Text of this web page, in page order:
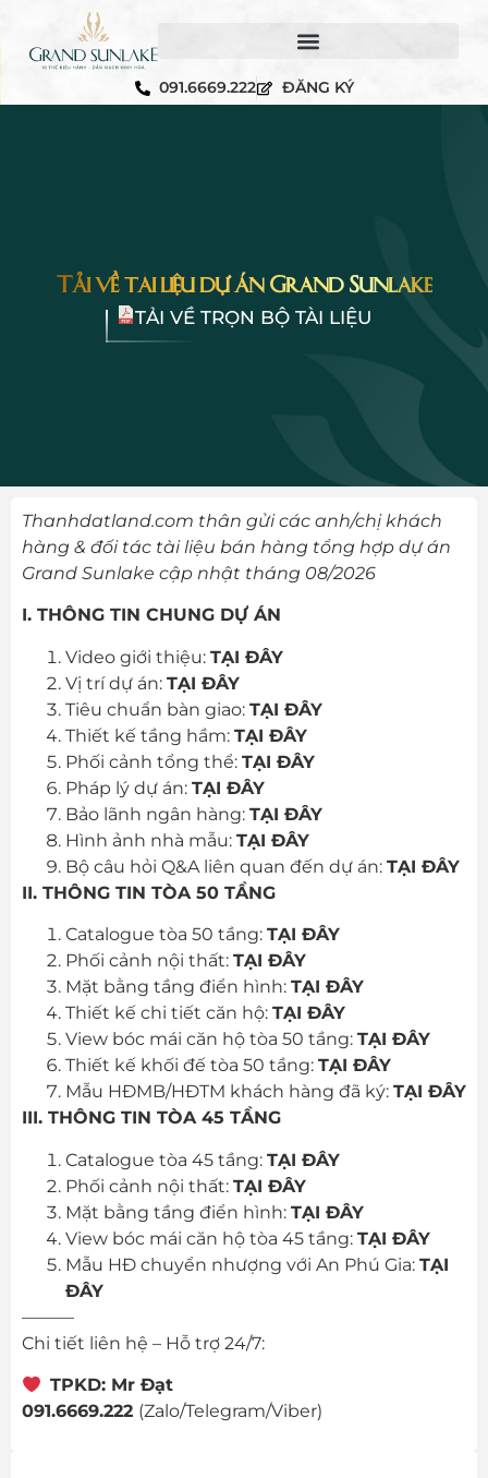
091.6669.222 ĐĂNG KÝ
Tải về tài liệu dự án Grand Sunlake
TẢI VỀ TRỌN BỘ TÀI LIỆU
Thanhdatland.com thân gửi các anh/chị khách
hàng & đối tác tài liệu bán hàng tổng hợp dự án
Grand Sunlake cập nhật tháng 08/2026
I. THÔNG TIN CHUNG DỰ ÁN
Video giới thiệu: TẠI ĐÂY
Vị trí dự án: TẠI ĐÂY
Tiêu chuẩn bàn giao: TẠI ĐÂY
Thiết kế tầng hầm: TẠI ĐÂY
Phối cảnh tổng thể: TẠI ĐÂY
Pháp lý dự án: TẠI ĐÂY
Bảo lãnh ngân hàng: TẠI ĐÂY
Hình ảnh nhà mẫu: TẠI ĐÂY
Bộ câu hỏi Q&A liên quan đến dự án: TẠI ĐÂY
II. THÔNG TIN TÒA 50 TẦNG
Catalogue tòa 50 tầng: TẠI ĐÂY
Phối cảnh nội thất: TẠI ĐÂY
Mặt bằng tầng điển hình: TẠI ĐÂY
Thiết kế chi tiết căn hộ: TẠI ĐÂY
View bóc mái căn hộ tòa 50 tầng: TẠI ĐÂY
Thiết kế khối đế tòa 50 tầng: TẠI ĐÂY
Mẫu HĐMB/HĐTM khách hàng đã ký: TẠI ĐÂY
III. THÔNG TIN TÒA 45 TẦNG
Catalogue tòa 45 tầng: TẠI ĐÂY
Phối cảnh nội thất: TẠI ĐÂY
Mặt bằng tầng điển hình: TẠI ĐÂY
View bóc mái căn hộ tòa 45 tầng: TẠI ĐÂY
Mẫu HĐ chuyển nhượng với An Phú Gia: TẠI
ĐÂY
———
Chi tiết liên hệ – Hỗ trợ 24/7:
TPKD: Mr Đạt
091.6669.222 (Zalo/Telegram/Viber)